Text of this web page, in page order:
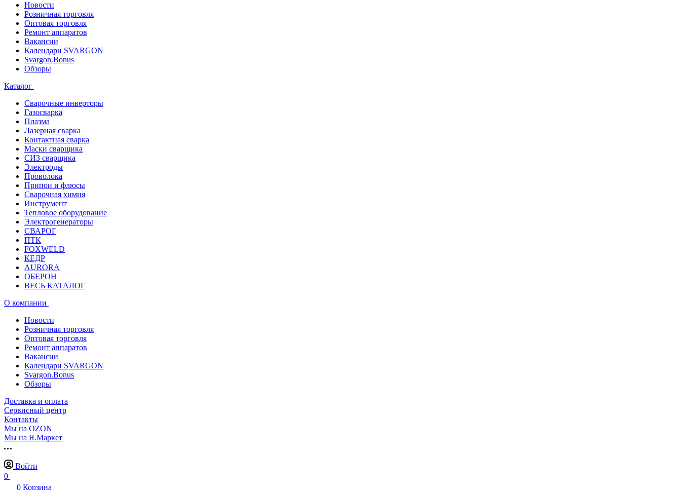
Новости
Розничная торговля
Оптовая торговля
Ремонт аппаратов
Вакансии
Календари SVARGON
Svargon.Bonus
Обзоры
Каталог
Сварочные инверторы
Газосварка
Плазма
Лазерная сварка
Контактная сварка
Маски сварщика
СИЗ сварщика
Электроды
Проволока
Припои и флюсы
Сварочная химия
Инструмент
Тепловое оборудование
Электрогенераторы
СВАРОГ
ПТК
FOXWELD
КЕДР
AURORA
ОБЕРОН
ВЕСЬ КАТАЛОГ
О компании
Новости
Розничная торговля
Оптовая торговля
Ремонт аппаратов
Вакансии
Календари SVARGON
Svargon.Bonus
Обзоры
Доставка и оплата
Сервисный центр
Контакты
Мы на OZON
Мы на Я.Маркет
Войти
0
0 Корзина